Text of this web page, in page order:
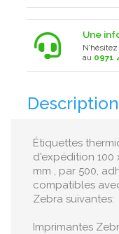
Une
au 0971
Description
Étiquettes
d'expédition 100
mm , par 500,
compatibles
Zebra suivantes:
Imprimantes